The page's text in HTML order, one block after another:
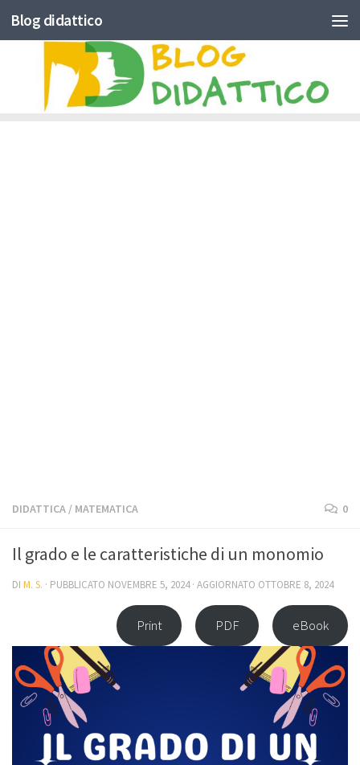
Skip to content
Blog didattico
DIDATTICA / MATEMATICA 0
Il grado e le caratteristiche di un monomio
DI M. S. · PUBBLICATO NOVEMBRE 5, 2024· AGGIORNATO OTTOBRE 8, 2024
Print PDF eBook